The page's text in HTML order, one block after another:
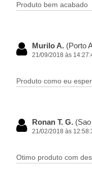
Produto bem acabado
Murilo A. (Porto
21/09/2018 às
Produto como eu
Ronan T. G.
21/02/2018 às
Otimo produto com